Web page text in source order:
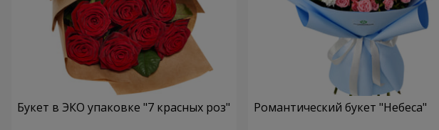
Букет в ЭКО упаковке "7 красных роз" Романтический букет "Небеса"